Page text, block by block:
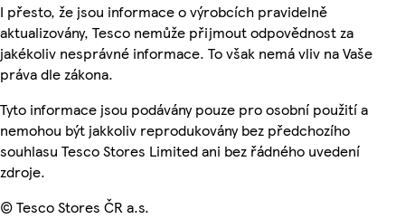
I přesto, že jsou informace o výrobcích pravidelně
aktualizovány, Tesco nemůže přijmout odpovědnost za
jakékoliv nesprávné informace. To však nemá vliv na Vaše
práva dle zákona.
Tyto informace jsou podávány pouze pro osobní použití a
nemohou být jakkoliv reprodukovány bez předchozího
souhlasu Tesco Stores Limited ani bez řádného uvedení
zdroje.
© Tesco Stores ČR a.s.